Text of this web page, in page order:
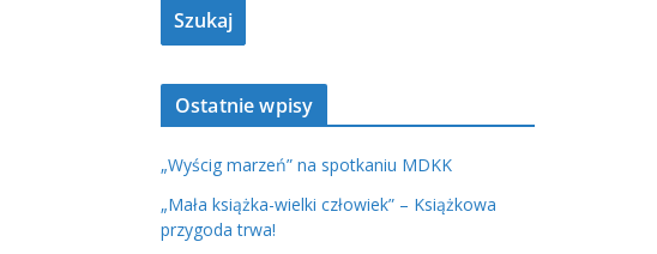
Ostatnie wpisy
„Wyścig marzeń” na spotkaniu MDKK
„Mała książka-wielki człowiek” – Książkowa
przygoda trwa!